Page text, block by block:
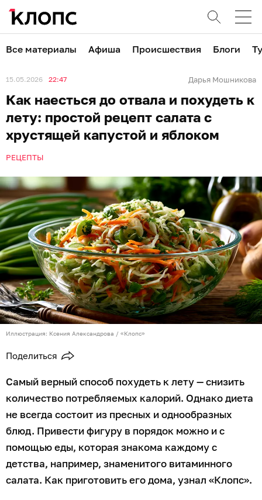
Все материалы Афиша Происшествия Блоги
15.05.2026 22:47 Дарья Мошникова
Как наесться до отвала и похудеть к
лету: простой рецепт салата с
хрустящей капустой и яблоком
РЕЦЕПТЫ
Иллюстрация: Ксения Александрова / «Клопс»
Поделиться
Самый верный способ похудеть к лету — снизить
количество потребляемых калорий. Однако диета
не всегда состоит из пресных и однообразных
блюд. Привести фигуру в порядок можно и с
помощью еды, которая знакома каждому с
детства, например, знаменитого витаминного
салата. Как приготовить его дома, узнал «Клопс».